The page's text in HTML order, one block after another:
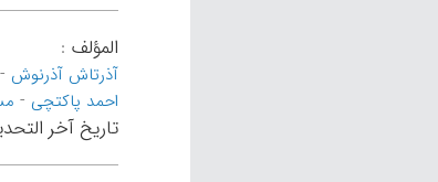
المؤلف :
آذرتاش آذرنوش
احمد پاکتچی -
تاریخ آخر